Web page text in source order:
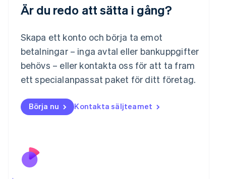
Är du redo att sätta i gång?
Skapa ett konto och börja ta emot
betalningar – inga avtal eller bankuppgifter
behövs – eller kontakta oss för att ta fram
ett specialanpassat paket för ditt företag.
Börja nu Kontakta säljteamet
Français Deutsch English
Malta
English
Mexiko
Español English
Nederländerna
Norge
English
English
Portugal